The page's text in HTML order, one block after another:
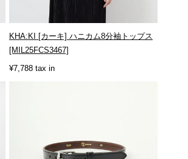
KHA:KI [カーキ] ハニカム8分袖トップス
[MIL25FCS3467]
¥7,788 tax in